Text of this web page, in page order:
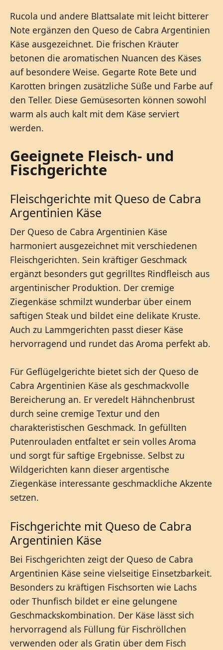
Rucola und andere Blattsalate mit leicht bitterer
Note ergänzen den Queso de Cabra Argentinien
Käse ausgezeichnet. Die frischen Kräuter
betonen die aromatischen Nuancen des Käses
auf besondere Weise. Gegarte Rote Bete und
Karotten bringen zusätzliche Süße und Farbe auf
den Teller. Diese Gemüsesorten können sowohl
warm als auch kalt mit dem Käse serviert
werden.
Geeignete Fleisch- und
Fischgerichte
Fleischgerichte mit Queso de Cabra
Argentinien Käse
Der Queso de Cabra Argentinien Käse
harmoniert ausgezeichnet mit verschiedenen
Fleischgerichten. Sein kräftiger Geschmack
ergänzt besonders gut gegrilltes Rindfleisch aus
argentinischer Produktion. Der cremige
Ziegenkäse schmilzt wunderbar über einem
saftigen Steak und bildet eine delikate Kruste.
Auch zu Lammgerichten passt dieser Käse
hervorragend und rundet das Aroma perfekt ab.
Für Geflügelgerichte bietet sich der Queso de
Cabra Argentinien Käse als geschmackvolle
Bereicherung an. Er veredelt Hähnchenbrust
durch seine cremige Textur und den
charakteristischen Geschmack. In gefüllten
Putenrouladen entfaltet er sein volles Aroma
und sorgt für saftige Ergebnisse. Selbst zu
Wildgerichten kann dieser argentische
Ziegenkäse interessante geschmackliche Akzente
setzen.
Fischgerichte mit Queso de Cabra
Argentinien Käse
Bei Fischgerichten zeigt der Queso de Cabra
Argentinien Käse seine vielseitige Einsetzbarkeit.
Besonders zu kräftigen Fischsorten wie Lachs
oder Thunfisch bildet er eine gelungene
Geschmackskombination. Der Käse lässt sich
hervorragend als Füllung für Fischröllchen
verwenden oder als Gratin über dem Fisch